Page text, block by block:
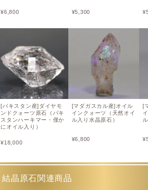
¥6,800
[パキスタン産]ダイヤモ
ンドクォーツ原石（パキ
スタンハーキマー・僅か
にオイル入り）
¥18,000
¥5,300
[マダガスカル産]オイル
インクォーツ（天然オイ
ル入り水晶原石）
¥6,800
¥
[
¥
結晶原石関連商品